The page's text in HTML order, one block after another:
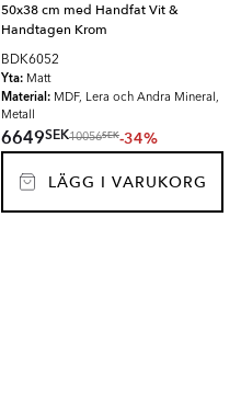
50x38 cm med Handfat Vit &
Handtagen Krom
BDK6052
Yta: Matt
Material: MDF, Lera och Andra Mineral,
Metall
6649SEK10056SEK-34%
LÄGG I VARUKORG